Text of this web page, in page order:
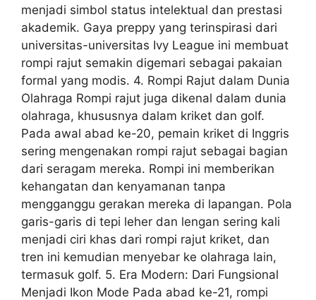
menjadi simbol status intelektual dan prestasi
akademik. Gaya preppy yang terinspirasi dari
universitas-universitas Ivy League ini membuat
rompi rajut semakin digemari sebagai pakaian
formal yang modis. 4. Rompi Rajut dalam Dunia
Olahraga Rompi rajut juga dikenal dalam dunia
olahraga, khususnya dalam kriket dan golf.
Pada awal abad ke-20, pemain kriket di Inggris
sering mengenakan rompi rajut sebagai bagian
dari seragam mereka. Rompi ini memberikan
kehangatan dan kenyamanan tanpa
mengganggu gerakan mereka di lapangan. Pola
garis-garis di tepi leher dan lengan sering kali
menjadi ciri khas dari rompi rajut kriket, dan
tren ini kemudian menyebar ke olahraga lain,
termasuk golf. 5. Era Modern: Dari Fungsional
Menjadi Ikon Mode Pada abad ke-21, rompi